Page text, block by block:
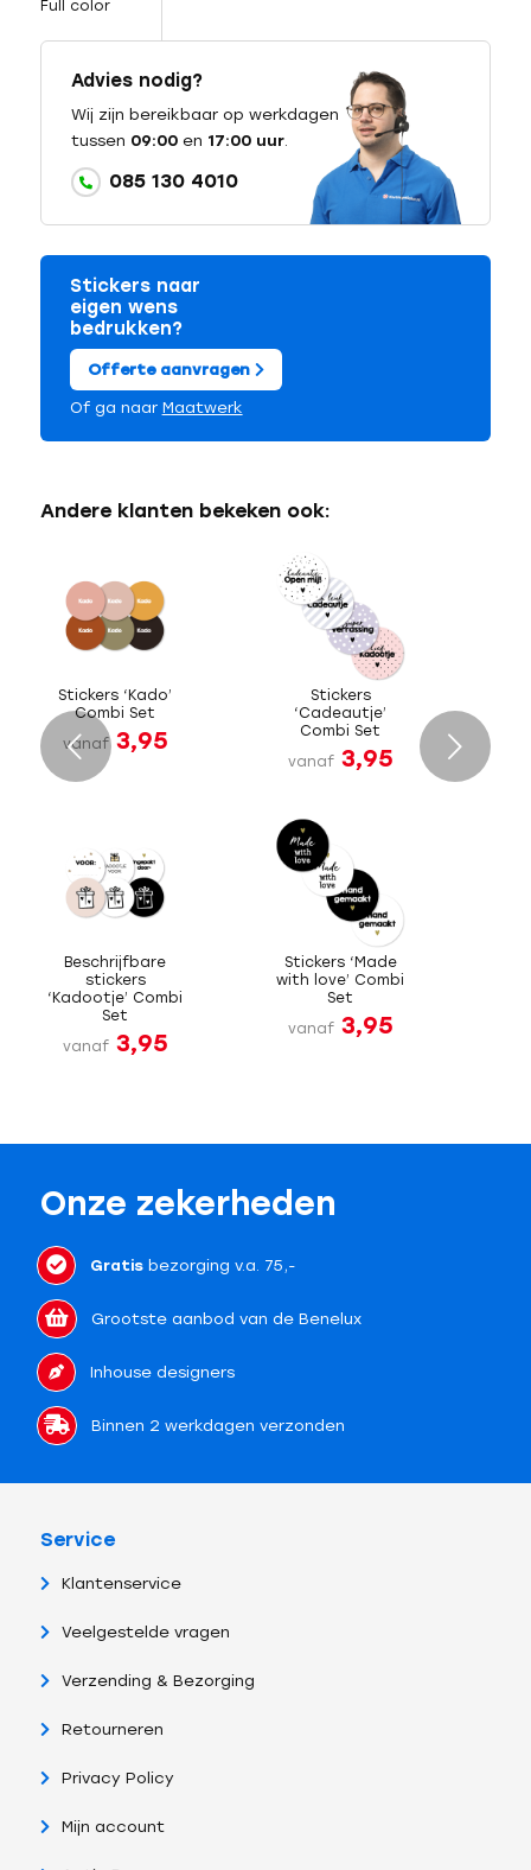
Full color
Advies nodig?
Wij zijn bereikbaar op werkdagen
tussen 09:00en 17:00 uur.
085 130 4010
Stickers naar
eigen wens
bedrukken?
Offerte aanvragen
Of ga naar Maatwerk
Andere klanten bekeken ook:
Stickers ‘Kado’
Combi Set
vanaf 3,95
Stickers
‘Cadeautje’
Combi Set
vanaf 3,95
Beschrijfbare
stickers
‘Kadootje’ Combi
Set
vanaf 3,95
Stickers ‘Made
with love’ Combi
Set
vanaf 3,95
Volgende
Onze zekerheden
Gratisbezorging v.a. 75,-
Grootste aanbod van de Benelux
Inhouse designers
Binnen 2 werkdagen verzonden
Service
Klantenservice
Veelgestelde vragen
Verzending & Bezorging
Retourneren
Privacy Policy
Mijn account